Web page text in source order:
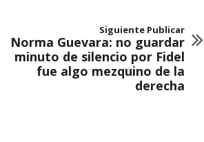
Siguiente Publicar
Norma Guevara: no guardar
minuto de silencio por Fidel
fue algo mezquino de la
derecha